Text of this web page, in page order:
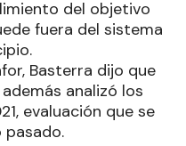
del objetivo
fuera del sistema
Basterra dijo que
analizó los
evaluación que se